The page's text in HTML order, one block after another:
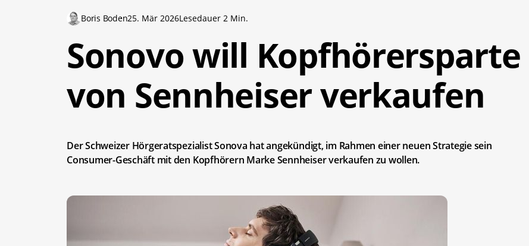
Boris Boden25. Mär 2026Lesedauer 2 Min.
Sonovo will Kopfhörersparte
von Sennheiser verkaufen
Der Schweizer Hörgeratspezialist Sonova hat angekündigt, im Rahmen einer neuen Strategie sein
Consumer-Geschäft mit den Kopfhörern Marke Sennheiser verkaufen zu wollen.